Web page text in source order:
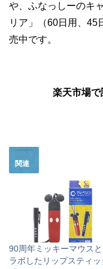
や、ふなっしーのキ
リア」（60日用、45
売中です。
楽天市場
関連
90周年ミッキーマウスと
ラボしたリップスティッ